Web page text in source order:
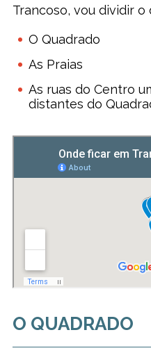
Trancoso, vou dividir
O Quadrado
As Praias
As ruas do Centro
distantes do
O QUADRADO